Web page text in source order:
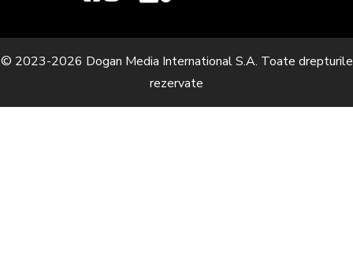
© 2023-2026 Dogan Media International S.A. Toate drepturile
rezervate